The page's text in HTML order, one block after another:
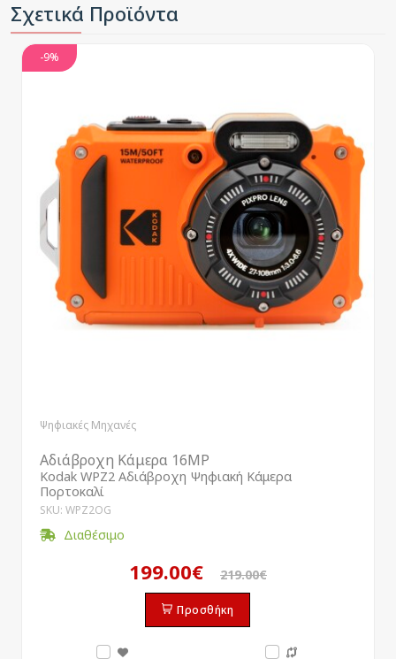
Σχετικά Προϊόντα
-9%
Ψηφιακές Μηχανές
Αδιάβροχη Κάμερα 16MP
Kodak WPZ2 Αδιάβροχη Ψηφιακή Κάμερα
Πορτοκαλί
SKU: WPZ2OG
Διαθέσιμο
199.00€ 219.00€
Προσθήκη